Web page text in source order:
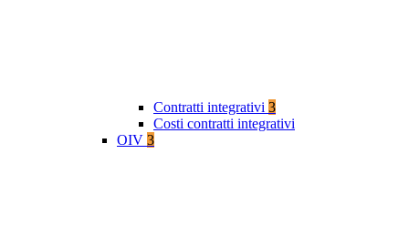
Contratti integrativi 3
Costi contratti integrativi
OIV 3